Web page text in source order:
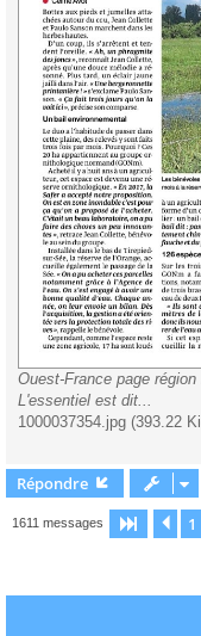
Ouest-France page
L'essentiel est dit...
1000037354.jpg (393.22
Répondre
1611 messages Page 158
1